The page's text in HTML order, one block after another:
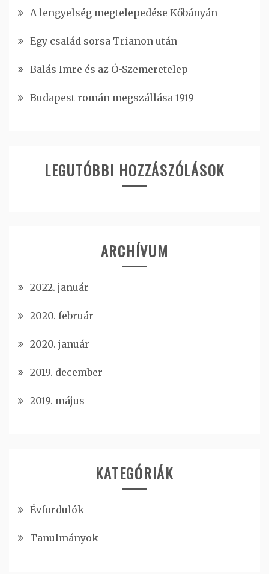
A lengyelség megtelepedése Kőbányán
Egy család sorsa Trianon után
Balás Imre és az Ó-Szemeretelep
Budapest román megszállása 1919
LEGUTÓBBI HOZZÁSZÓLÁSOK
ARCHÍVUM
2022. január
2020. február
2020. január
2019. december
2019. május
KATEGÓRIÁK
Évfordulók
Tanulmányok